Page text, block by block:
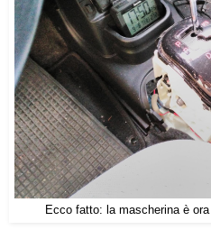
Ecco fatto: la mascherina è